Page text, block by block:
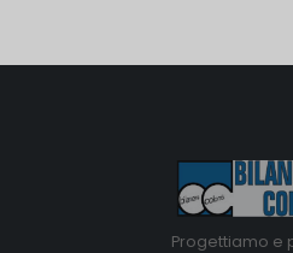
Progettiamo e